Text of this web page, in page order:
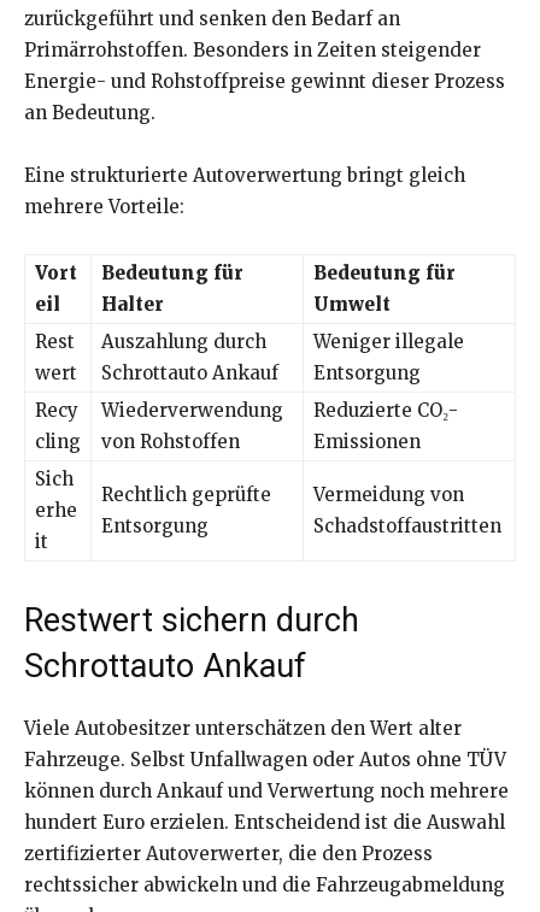
zurückgeführt und senken den Bedarf an
Primärrohstoffen. Besonders in Zeiten steigender
Energie- und Rohstoffpreise gewinnt dieser Prozess
an Bedeutung.
Eine strukturierte Autoverwertung bringt gleich
mehrere Vorteile:
Vort
eil
Bedeutung für
Halter
Bedeutung für
Umwelt
Rest
wert
Auszahlung durch
Schrottauto Ankauf
Weniger illegale
Entsorgung
Recy
cling
Wiederverwendung
von Rohstoffen
Reduzierte CO₂-
Emissionen
Sich
erhe
it
Rechtlich geprüfte
Entsorgung
Vermeidung von
Schadstoffaustritten
Restwert sichern durch
Schrottauto Ankauf
Viele Autobesitzer unterschätzen den Wert alter
Fahrzeuge. Selbst Unfallwagen oder Autos ohne TÜV
können durch Ankauf und Verwertung noch mehrere
hundert Euro erzielen. Entscheidend ist die Auswahl
zertifizierter Autoverwerter, die den Prozess
rechtssicher abwickeln und die Fahrzeugabmeldung